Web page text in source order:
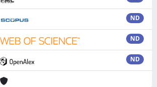
ND
ND
ND